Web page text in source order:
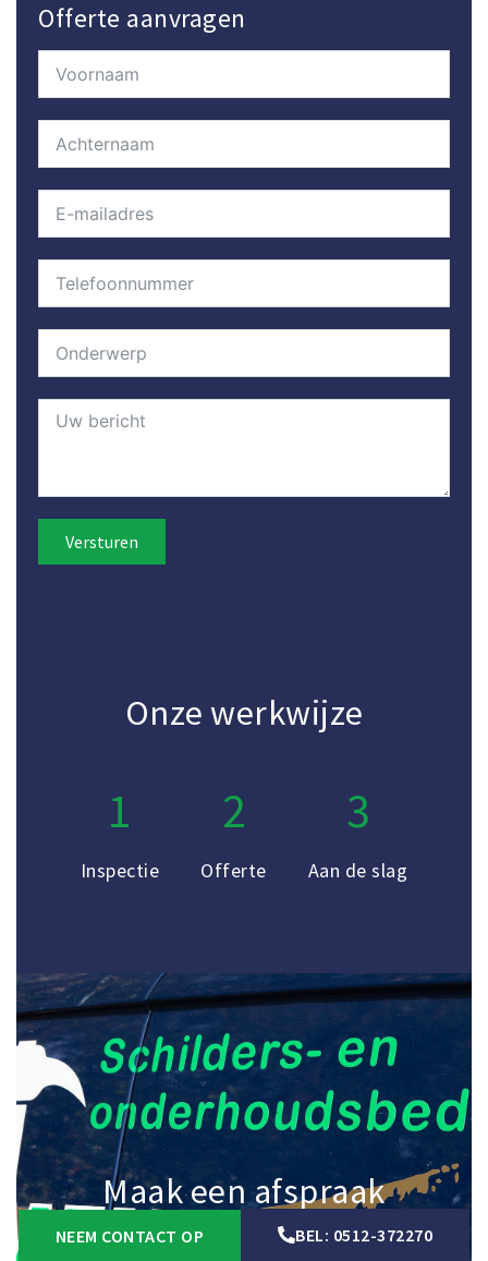
Offerte aanvragen
Versturen
Onze werkwijze
1
Inspectie
2
Offerte
3
Aan de slag
Maak een afspraak
NEEM CONTACT OP BEL: 0512-372270